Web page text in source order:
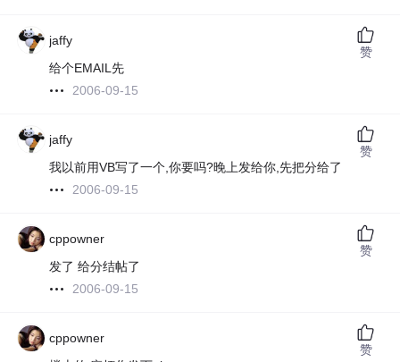
jaffy
给个EMAIL先
2006-09-15
赞
jaffy
我以前用VB写了一个,你要吗?晚上发给你,先把分给了
2006-09-15
赞
cppowner
发了 给分结帖了
2006-09-15
赞
cppowner
赞